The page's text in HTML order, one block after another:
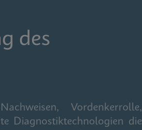
des
Vordenkerrolle,
Diagnostiktechnologien die